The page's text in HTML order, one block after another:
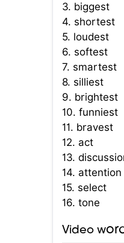
3. biggest
4. shortest
5. loudest
6. softest
7. smartest
8. silliest
9. brightest
10. funniest
11. bravest
12. act
13.
14. attention
15. select
16. tone
Video w